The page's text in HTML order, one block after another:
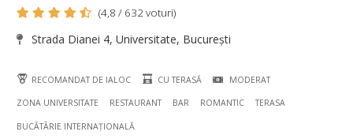
(4,8 / 632 voturi)
Strada Dianei 4, Universitate, București
RECOMANDAT DE IALOC CU TERASĂ MODERAT
ZONA UNIVERSITATE RESTAURANT BAR ROMANTIC TERASA
BUCÃTÃRIE INTERNAȚIONALĂ